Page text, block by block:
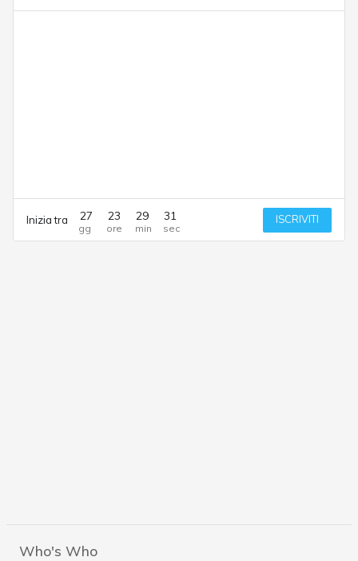
Inizia tra 27 23 29 31 ISCRIVITI
Who's Who